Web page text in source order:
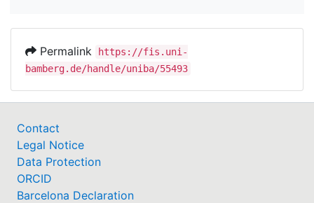
Permalink
https://fis.uni-
bamberg.de/handle/uniba/55493
Contact
Legal Notice
Data Protection
ORCID
Barcelona Declaration